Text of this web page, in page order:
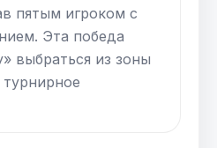
пятым игроком с
Эта победа
выбраться из зоны